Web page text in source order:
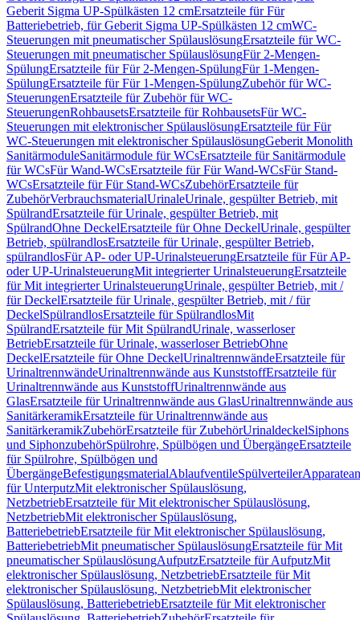
Geberit Sigma UP-Spülkästen 12 cmErsatzteile für Für
Batteriebetrieb, für Geberit Sigma UP-Spülkästen 12 cmWC-
Steuerungen mit pneumatischer SpülauslösungErsatzteile für WC-
Steuerungen mit pneumatischer SpülauslösungFür 2-Mengen-
SpülungErsatzteile für Für 2-Mengen-SpülungFür 1-Mengen-
SpülungErsatzteile für Für 1-Mengen-SpülungZubehör für WC-
SteuerungenErsatzteile für Zubehör für WC-
SteuerungenRohbausetsErsatzteile für RohbausetsFür WC-
Steuerungen mit elektronischer SpülauslösungErsatzteile für Für
WC-Steuerungen mit elektronischer SpülauslösungGeberit Monolith
SanitärmoduleSanitärmodule für WCsErsatzteile für Sanitärmodule
für WCsFür Wand-WCsErsatzteile für Für Wand-WCsFür Stand-
WCsErsatzteile für Für Stand-WCsZubehörErsatzteile für
ZubehörVerbrauchsmaterialUrinaleUrinale, gespülter Betrieb, mit
SpülrandErsatzteile für Urinale, gespülter Betrieb, mit
SpülrandOhne DeckelErsatzteile für Ohne DeckelUrinale, gespülter
Betrieb, spülrandlosErsatzteile für Urinale, gespülter Betrieb,
spülrandlosFür AP- oder UP-UrinalsteuerungErsatzteile für Für AP-
oder UP-UrinalsteuerungMit integrierter UrinalsteuerungErsatzteile
für Mit integrierter UrinalsteuerungUrinale, gespülter Betrieb, mit /
für DeckelErsatzteile für Urinale, gespülter Betrieb, mit / für
DeckelSpülrandlosErsatzteile für SpülrandlosMit
SpülrandErsatzteile für Mit SpülrandUrinale, wasserloser
BetriebErsatzteile für Urinale, wasserloser BetriebOhne
DeckelErsatzteile für Ohne DeckelUrinaltrennwändeErsatzteile für
UrinaltrennwändeUrinaltrennwände aus KunststoffErsatzteile für
Urinaltrennwände aus KunststoffUrinaltrennwände aus
GlasErsatzteile für Urinaltrennwände aus GlasUrinaltrennwände aus
SanitärkeramikErsatzteile für Urinaltrennwände aus
SanitärkeramikZubehörErsatzteile für ZubehörUrinaldeckelSiphons
und SiphonzubehörSpülrohre, Spülbögen und ÜbergängeErsatzteile
für Spülrohre, Spülbögen und
ÜbergängeBefestigungsmaterialAblaufventileSpülverteiler
für UnterputzMit elektronischer Spülauslösung,
NetzbetriebErsatzteile für Mit elektronischer Spülauslösung,
NetzbetriebMit elektronischer Spülauslösung,
BatteriebetriebErsatzteile für Mit elektronischer Spülauslösung,
BatteriebetriebMit pneumatischer SpülauslösungErsatzteile für Mit
pneumatischer SpülauslösungAufputzErsatzteile für AufputzMit
elektronischer Spülauslösung, NetzbetriebErsatzteile für Mit
elektronischer Spülauslösung, NetzbetriebMit elektronischer
Spülauslösung, BatteriebetriebErsatzteile für Mit elektronischer